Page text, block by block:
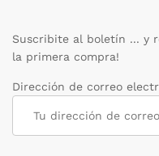
Suscribite al boletín ... y
la primera compra!
Dirección de correo